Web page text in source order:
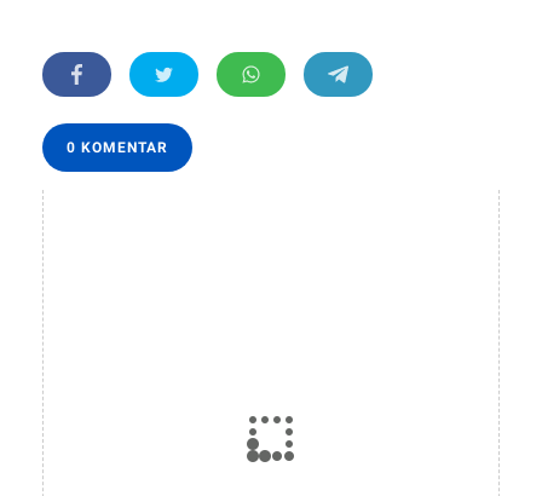
0 KOMENTAR